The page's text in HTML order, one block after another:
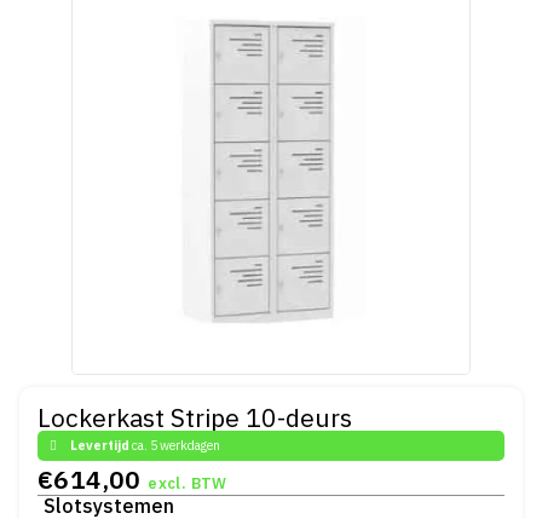
Lockerkast Stripe 10-deurs
Levertijd ca. 5 werkdagen
€614,00 excl. BTW
Slotsystemen